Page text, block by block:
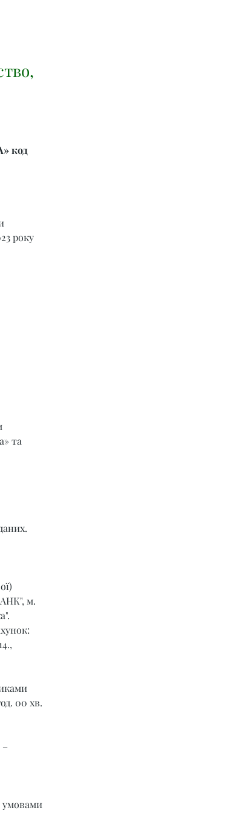
код
року
та
м.
00 хв.
–
умовами